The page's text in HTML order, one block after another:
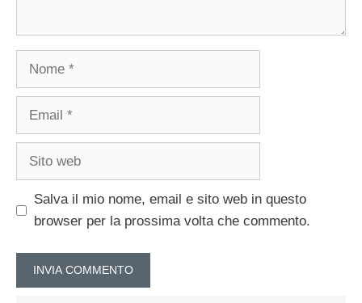
Nome
Email
Sito
Salva il mio nome, email e sito web in questo
browser per la prossima volta che commento.